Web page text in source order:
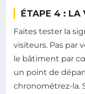
ÉTAPE 4 : LA
Faites tester la
visiteurs. Pas par
le bâtiment par
un point de
chronométrez-la.